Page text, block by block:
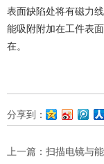
表面缺陷处将有磁力
能吸附附加在工件表
在。
分享到：
上一篇： 扫描电镜与